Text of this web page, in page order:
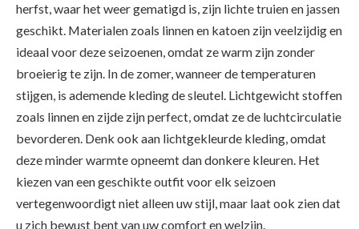
herfst, waar het weer gematigd is, zijn lichte truien en jassen
geschikt. Materialen zoals linnen en katoen zijn veelzijdig en
ideaal voor deze seizoenen, omdat ze warm zijn zonder
broeierig te zijn. In de zomer, wanneer de temperaturen
stijgen, is ademende kleding de sleutel. Lichtgewicht stoffen
zoals linnen en zijde zijn perfect, omdat ze de luchtcirculatie
bevorderen. Denk ook aan lichtgekleurde kleding, omdat
deze minder warmte opneemt dan donkere kleuren. Het
kiezen van een geschikte outfit voor elk seizoen
vertegenwoordigt niet alleen uw stijl, maar laat ook zien dat
u zich bewust bent van uw comfort en welzijn.